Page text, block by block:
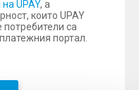
UPAY, а
които UPAY
са
портал.